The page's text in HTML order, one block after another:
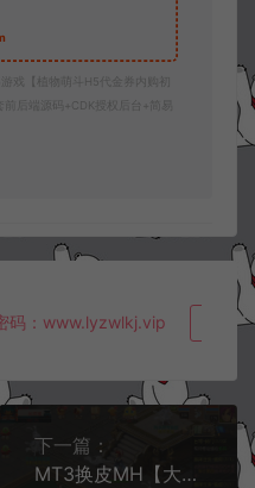
戏【植物萌斗H5代金券内购初
后端源码+CDK授权后台+简易
码：www.lyzwlkj.vip 复
下一篇：
MT3换皮MH【大富大贵S2全靠爆尊享挂机版】5月最新整理Linux手工服务端+源码+管理后台+安卓苹果双端+详细搭建教程+视频教程